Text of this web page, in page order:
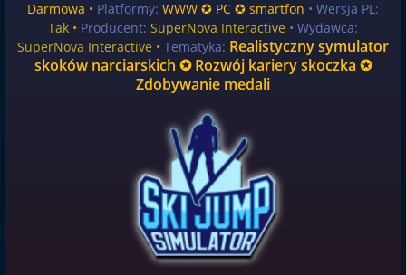
Darmowa • Platformy: WWW ✪ PC ✪ smartfon • Wersja PL:
Tak• Producent: SuperNova Interactive • Wydawca:
SuperNova Interactive • Tematyka: Realistyczny symulator
skoków narciarskich ✪ Rozwój kariery skoczka ✪
Zdobywanie medali